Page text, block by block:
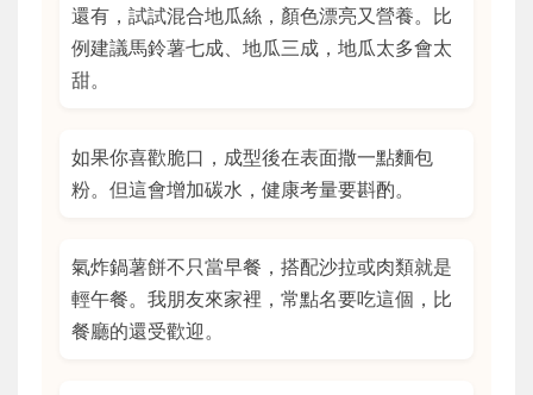
還有，試試混合地瓜絲，顏色漂亮又營養。比
例建議馬鈴薯七成、地瓜三成，地瓜太多會太
甜。
如果你喜歡脆口，成型後在表面撒一點麵包
粉。但這會增加碳水，健康考量要斟酌。
氣炸鍋薯餅不只當早餐，搭配沙拉或肉類就是
輕午餐。我朋友來家裡，常點名要吃這個，比
餐廳的還受歡迎。